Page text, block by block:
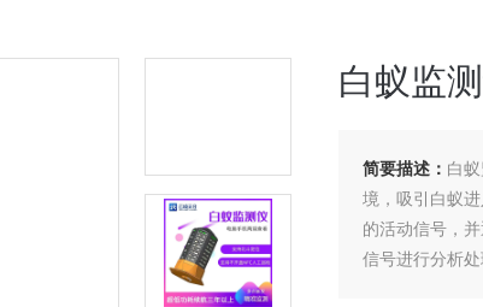
白蚁监
简要描述： 白
境，吸引白蚁
的活动信号，
信号进行分析